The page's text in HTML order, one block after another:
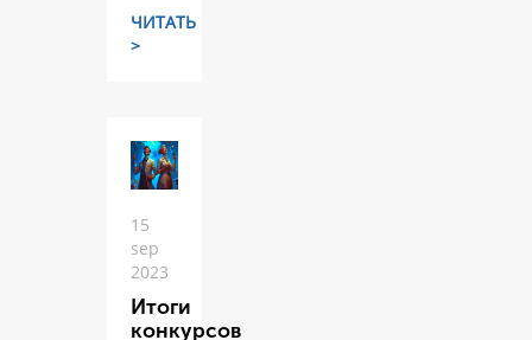
ЧИТАТЬ
>
15
sep
2023
Итоги
конкурсов